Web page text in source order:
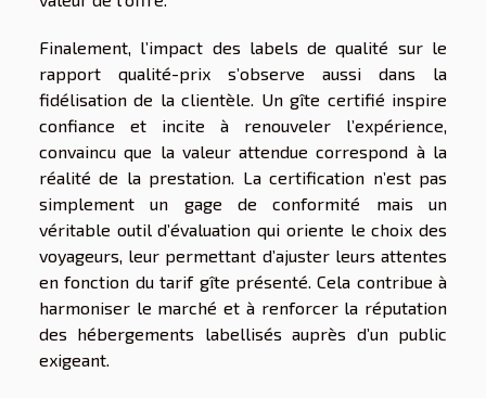
Finalement, l’impact des labels de qualité sur le
rapport qualité-prix s’observe aussi dans la
fidélisation de la clientèle. Un gîte certifié inspire
confiance et incite à renouveler l’expérience,
convaincu que la valeur attendue correspond à la
réalité de la prestation. La certification n’est pas
simplement un gage de conformité mais un
véritable outil d’évaluation qui oriente le choix des
voyageurs, leur permettant d’ajuster leurs attentes
en fonction du tarif gîte présenté. Cela contribue à
harmoniser le marché et à renforcer la réputation
des hébergements labellisés auprès d’un public
exigeant.